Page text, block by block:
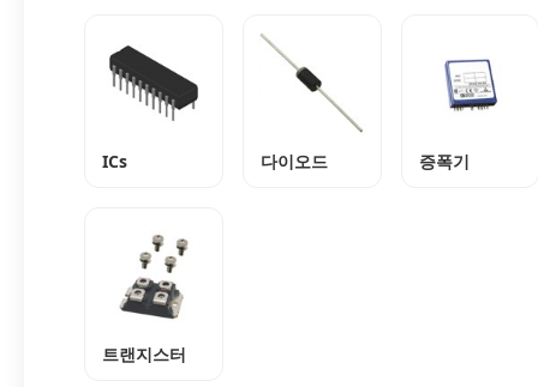
ICs 다이오드 증폭기
트랜지스터